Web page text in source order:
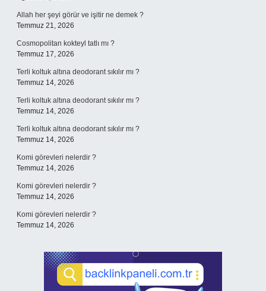
Allah her şeyi görür ve işitir ne demek ?
Temmuz 21, 2026
Cosmopolitan kokteyl tatlı mı ?
Temmuz 17, 2026
Terli koltuk altına deodorant sıkılır mı ?
Temmuz 14, 2026
Terli koltuk altına deodorant sıkılır mı ?
Temmuz 14, 2026
Terli koltuk altına deodorant sıkılır mı ?
Temmuz 14, 2026
Komi görevleri nelerdir ?
Temmuz 14, 2026
Komi görevleri nelerdir ?
Temmuz 14, 2026
Komi görevleri nelerdir ?
Temmuz 14, 2026